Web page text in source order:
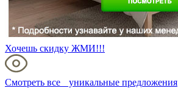
Хочешь скидку ЖМИ!!!
Смотреть все уникальные предложения